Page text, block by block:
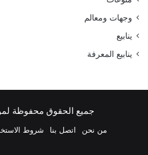
وجهات ومعالم
ينابيع
ينابيع المعرفة
جميع الحقوق محفوظة لموقع
من نحن اتصل بنا شروط